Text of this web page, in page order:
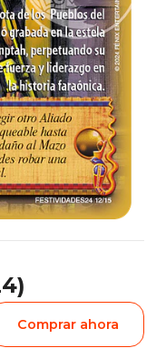
Comprar ahora